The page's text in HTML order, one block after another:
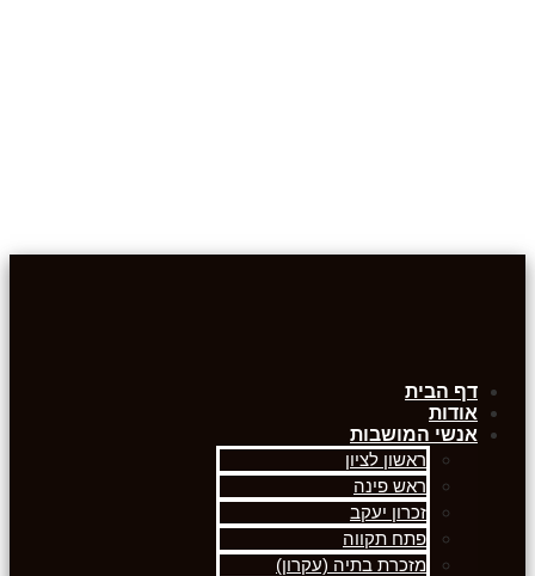
דף הבית
אודות
אנשי המושבות
ראשון לציון
ראש פינה
זכרון יעקב
פתח תקווה
מזכרת בתיה (עקרון)